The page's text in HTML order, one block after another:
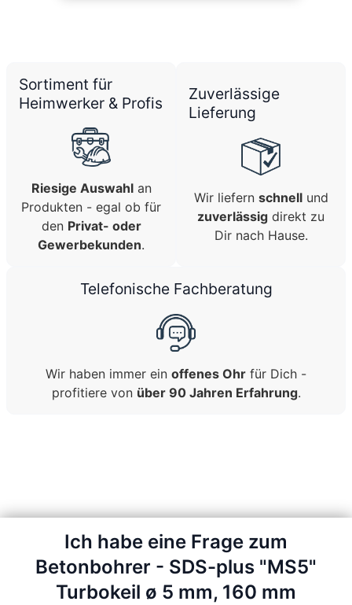
Sortiment für
Heimwerker & Profis
Riesige Auswahlan
Produkten - egal ob für
den Privat- oder
Gewerbekunden.
Zuverlässige
Lieferung
Wir liefern schnellund
zuverlässig direkt zu
Dir nach Hause.
Telefonische Fachberatung
Wir haben immer ein offenes Ohr für Dich -
profitiere von über 90 Jahren Erfahrung.
Ich habe eine Frage zum
Betonbohrer - SDS-plus "MS5"
Turbokeil ø 5 mm, 160 mm